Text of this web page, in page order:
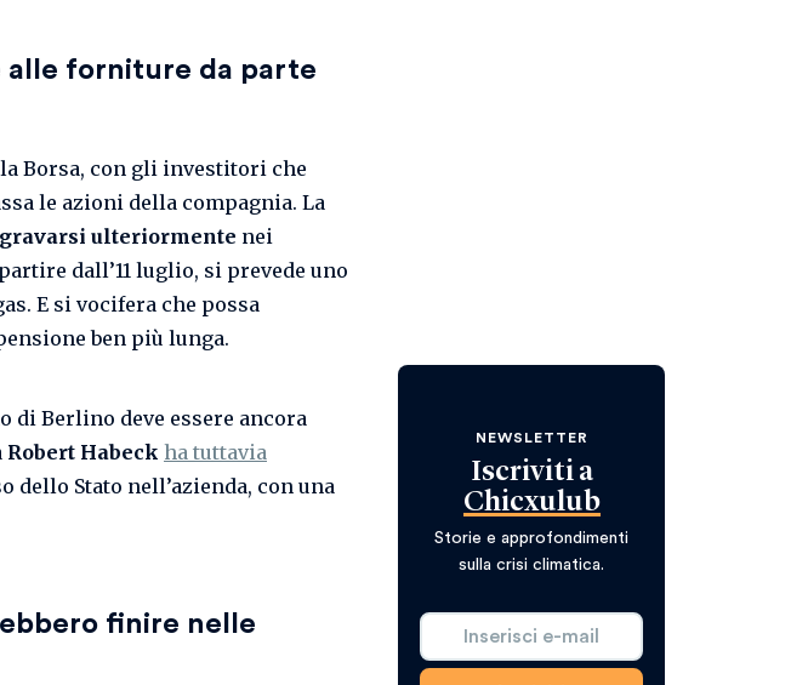
alle forniture da parte
Borsa, con gli investitori che
le azioni della compagnia. La
ulteriormente nei
dall’11 luglio, si prevede uno
E si vocifera che possa
ben più lunga.
NEWSLETTER
Iscriviti a
Chicxulub
Storie e approfondimenti
sulla crisi climatica.
di Berlino deve essere ancora
Robert Habeck ha tuttavia
Stato nell’azienda, con una
finire nelle